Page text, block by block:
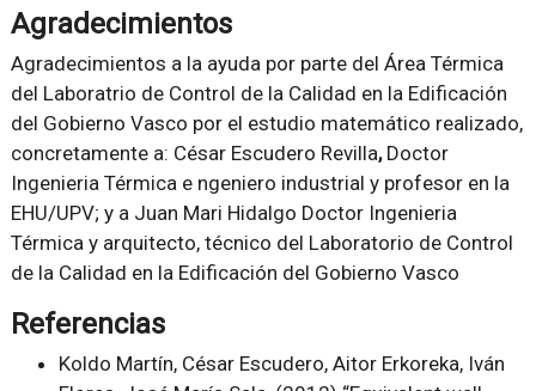
Agradecimientos
Agradecimientos a la ayuda por parte del Área Térmica
del Laboratrio de Control de la Calidad en la Edificación
del Gobierno Vasco por el estudio matemático realizado,
concretamente a: César Escudero Revilla,Doctor
Ingenieria Térmica e ngeniero industrial y profesor en la
EHU/UPV; y a Juan Mari Hidalgo Doctor Ingenieria
Térmica y arquitecto, técnico del Laboratorio de Control
de la Calidad en la Edificación del Gobierno Vasco
Referencias
Koldo Martín, César Escudero, Aitor Erkoreka, Iván